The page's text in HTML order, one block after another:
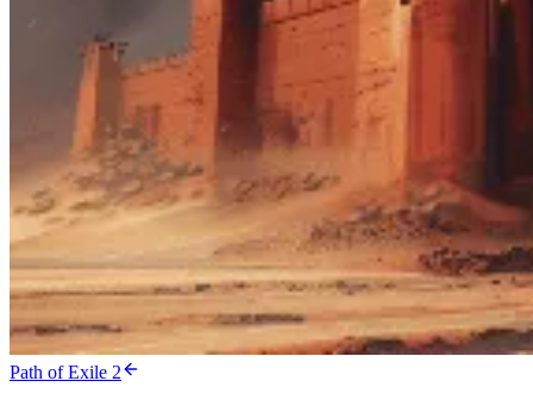
Path of Exile 2